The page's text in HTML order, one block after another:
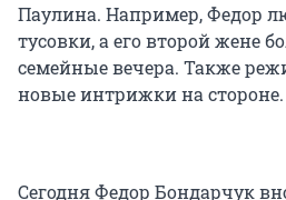
Паулина. Например, Федор
тусовки, а его второй жене
семейные вечера. Также
новые интрижки на стороне.
Сегодня Федор Бондарчук